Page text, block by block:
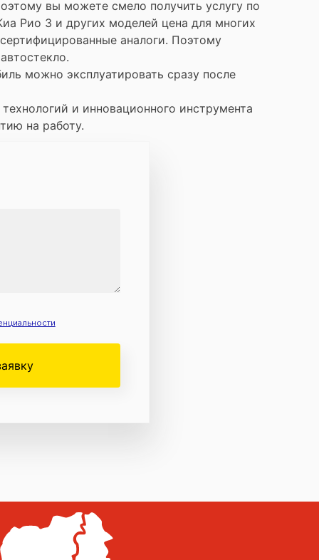
вы можете смело получить услугу по
Рио 3 и других моделей цена для многих
аналоги. Поэтому
можно эксплуатировать сразу после
и инновационного инструмента
на работу.